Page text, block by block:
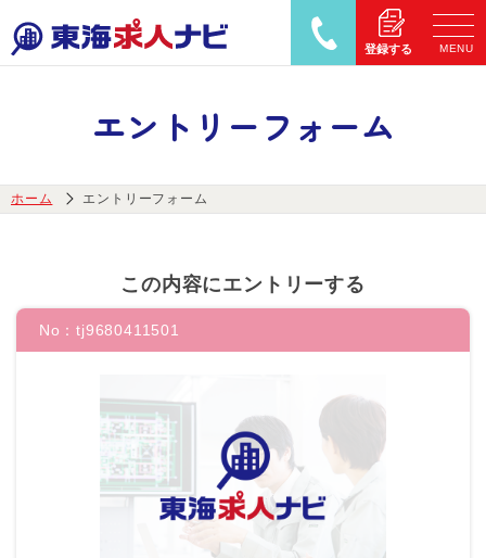
登録する MENU
エントリーフォーム
ホーム エントリーフォーム
この内容にエントリーする
No：tj9680411501